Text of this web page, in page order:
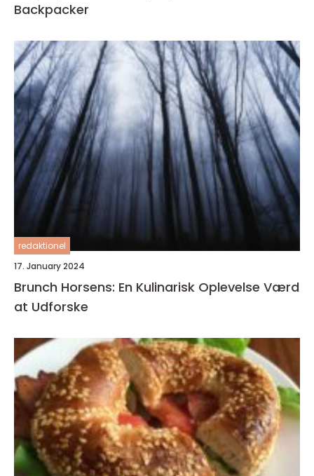
Backpacker
redaktionel
17. January 2024
Brunch Horsens: En Kulinarisk Oplevelse Værd
at Udforske